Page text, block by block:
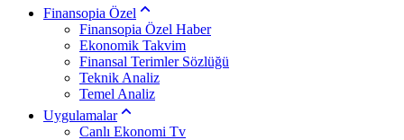
Finansopia Özel
Finansopia Özel Haber
Ekonomik Takvim
Finansal Terimler Sözlüğü
Teknik Analiz
Temel Analiz
Uygulamalar
Canlı Ekonomi Tv